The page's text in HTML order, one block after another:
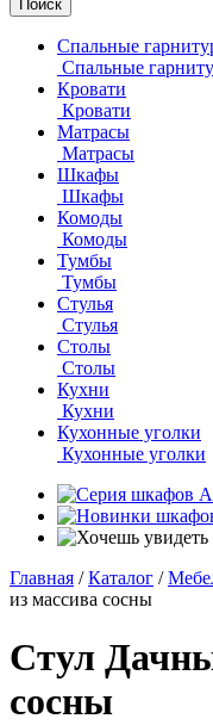
Спальные
Спальные
Кровати
Кровати
Матрасы
Матрасы
Шкафы
Шкафы
Комоды
Комоды
Тумбы
Тумбы
Стулья
Стулья
Столы
Столы
Кухни
Кухни
Кухонные уголки
Кухонные уголки
Главная / Каталог /
из массива сосны
Стул
сосны